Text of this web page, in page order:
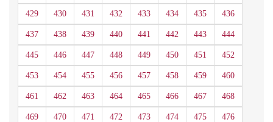
429 430 431 432 433 434 435 436
437 438 439 440 441 442 443 444
445 446 447 448 449 450 451 452
453 454 455 456 457 458 459 460
461 462 463 464 465 466 467 468
469 470 471 472 473 474 475 476